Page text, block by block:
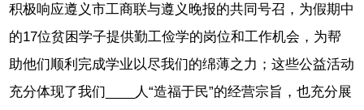
积极响应遵义市工商联与遵义晚报的共同号召，为假期中
的17位贫困学子提供勤工俭学的岗位和工作机会，为帮
助他们顺利完成学业以尽我们的绵薄之力；这些公益活动
充分体现了我们____人“造福于民”的经营宗旨，也充分展